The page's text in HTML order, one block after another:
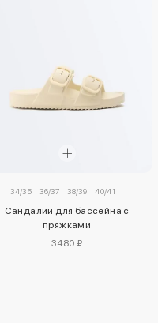
34/35 36/37 38/39 40/41
Сандалии для бассейна с
пряжками
3480 ₽